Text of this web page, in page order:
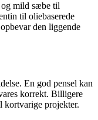
og mild sæbe til
til oliebaserede
den liggende
En god pensel kan
korrekt. Billigere
kortvarige projekter.